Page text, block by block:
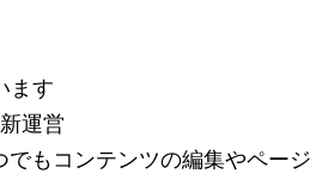
ます
運営
もコンテンツの編集やページ